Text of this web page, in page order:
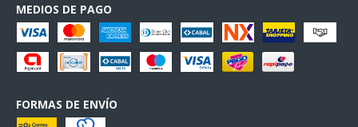
MEDIOS DE PAGO
FORMAS DE ENVÍO